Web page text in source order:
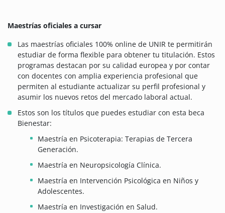
Maestrías oficiales a cursar
Las maestrías oficiales 100% online de UNIR te permitirán
estudiar de forma flexible para obtener tu titulación. Estos
programas destacan por su calidad europea y por contar
con docentes con amplia experiencia profesional que
permiten al estudiante actualizar su perfil profesional y
asumir los nuevos retos del mercado laboral actual.
Estos son los títulos que puedes estudiar con esta beca
Bienestar:
Maestría en Psicoterapia: Terapias de Tercera
Generación.
Maestría en Neuropsicología Clínica.
Maestría en Intervención Psicológica en Niños y
Adolescentes.
Maestría en Investigación en Salud.